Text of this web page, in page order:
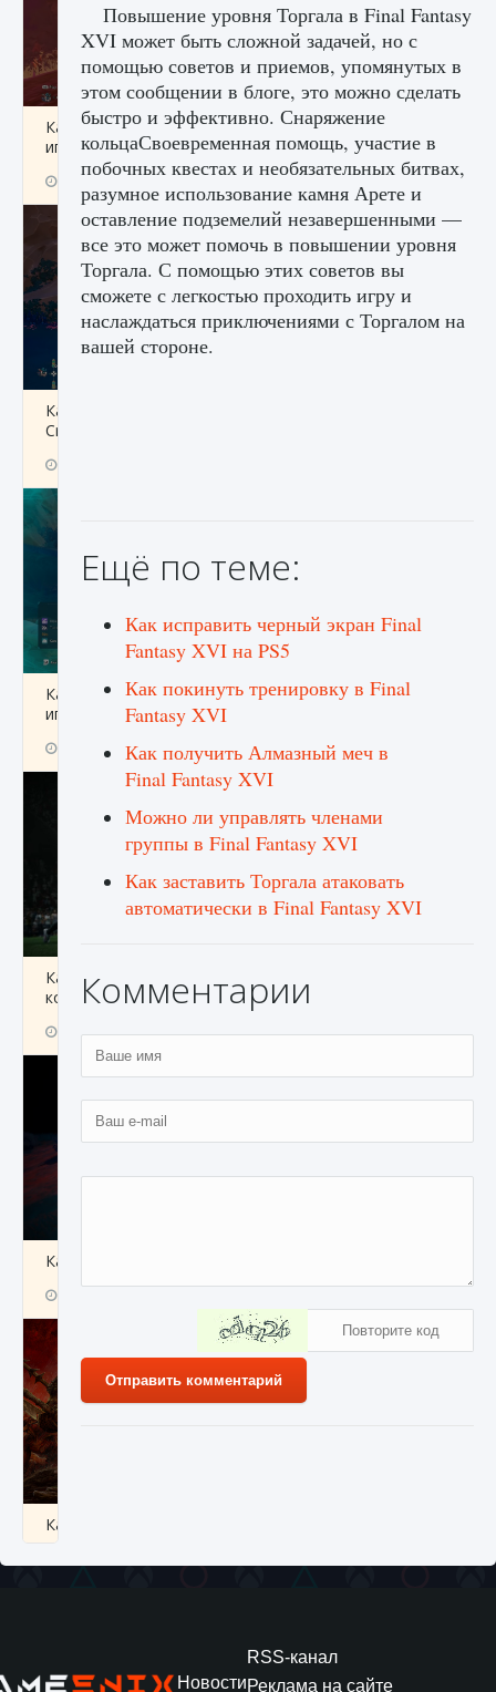
Как приручить существ джунглей Нари в
игре Creatures of Ava
9 августа 2024 1 218 0 0
Как разблокировать заклинание Крист в
Creatures of Ava
Как приручить существ из степей Тамура в
игре Creatures of Ava
9 августа 2024 1 164 0 0
Как исправить ошибку EA FC 25 beta,
которая не работает
9 августа 2024 1 370 0 0
Как создавать предметы в Creatures of Ava
Как найти Гробницу Изгоев в Diablo 4
Повышение уровня Торгала в Final Fantasy
XVI может быть сложной задачей, но с
помощью советов и приемов, упомянутых в
этом сообщении в блоге, это можно сделать
быстро и эффективно. Снаряжение
кольцаСвоевременная помощь, участие в
побочных квестах и ​​необязательных битвах,
разумное использование камня Арете и
оставление подземелий незавершенными —
все это может помочь в повышении уровня
Торгала. С помощью этих советов вы
сможете с легкостью проходить игру и
наслаждаться приключениями с Торгалом на
вашей стороне.
Ещё по теме:
Как исправить черный экран Final
Fantasy XVI на PS5
Как покинуть тренировку в Final
Fantasy XVI
Как получить Алмазный меч в
Final Fantasy XVI
Можно ли управлять членами
группы в Final Fantasy XVI
Как заставить Торгала атаковать
автоматически в Final Fantasy XVI
Комментарии
Отправить комментарий
Новости
RSS-канал
Реклама на сайте